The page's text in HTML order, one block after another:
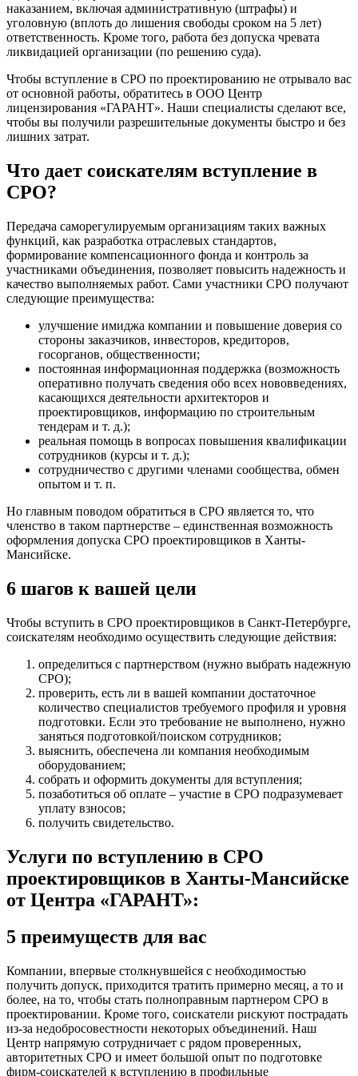
наказанием, включая административную (штрафы) и
уголовную (вплоть до лишения свободы сроком на 5 лет)
ответственность. Кроме того, работа без допуска чревата
ликвидацией организации (по решению суда).
Чтобы вступление в СРО по проектированию не отрывало вас
от основной работы, обратитесь в ООО Центр
лицензирования «ГАРАНТ». Наши специалисты сделают все,
чтобы вы получили разрешительные документы быстро и без
лишних затрат.
Что дает соискателям вступление в
СРО?
Передача саморегулируемым организациям таких важных
функций, как разработка отраслевых стандартов,
формирование компенсационного фонда и контроль за
участниками объединения, позволяет повысить надежность и
качество выполняемых работ. Сами участники СРО получают
следующие преимущества:
улучшение имиджа компании и повышение доверия со
стороны заказчиков, инвесторов, кредиторов,
госорганов, общественности;
постоянная информационная поддержка (возможность
оперативно получать сведения обо всех нововведениях,
касающихся деятельности архитекторов и
проектировщиков, информацию по строительным
тендерам и т. д.);
реальная помощь в вопросах повышения квалификации
сотрудников (курсы и т. д.);
сотрудничество с другими членами сообщества, обмен
опытом и т. п.
Но главным поводом обратиться в СРО является то, что
членство в таком партнерстве – единственная возможность
оформления допуска СРО проектировщиков в Ханты-
Мансийске.
6 шагов к вашей цели
Чтобы вступить в СРО проектировщиков в Санкт-Петербурге,
соискателям необходимо осуществить следующие действия:
определиться с партнерством (нужно выбрать надежную
СРО);
проверить, есть ли в вашей компании достаточное
количество специалистов требуемого профиля и уровня
подготовки. Если это требование не выполнено, нужно
заняться подготовкой/поиском сотрудников;
выяснить, обеспечена ли компания необходимым
оборудованием;
собрать и оформить документы для вступления;
позаботиться об оплате – участие в СРО подразумевает
уплату взносов;
получить свидетельство.
Услуги по вступлению в СРО
проектировщиков в Ханты-Мансийске
от Центра «ГАРАНТ»:
5 преимуществ для вас
Компании, впервые столкнувшейся с необходимостью
получить допуск, приходится тратить примерно месяц, а то и
более, на то, чтобы стать полноправным партнером СРО в
проектировании. Кроме того, соискатели рискуют пострадать
из-за недобросовестности некоторых объединений. Наш
Центр напрямую сотрудничает с рядом проверенных,
авторитетных СРО и имеет большой опыт по подготовке
фирм-соискателей к вступлению в профильные